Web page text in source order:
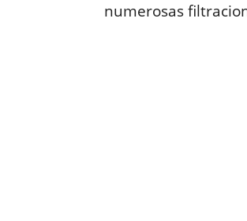
numerosas